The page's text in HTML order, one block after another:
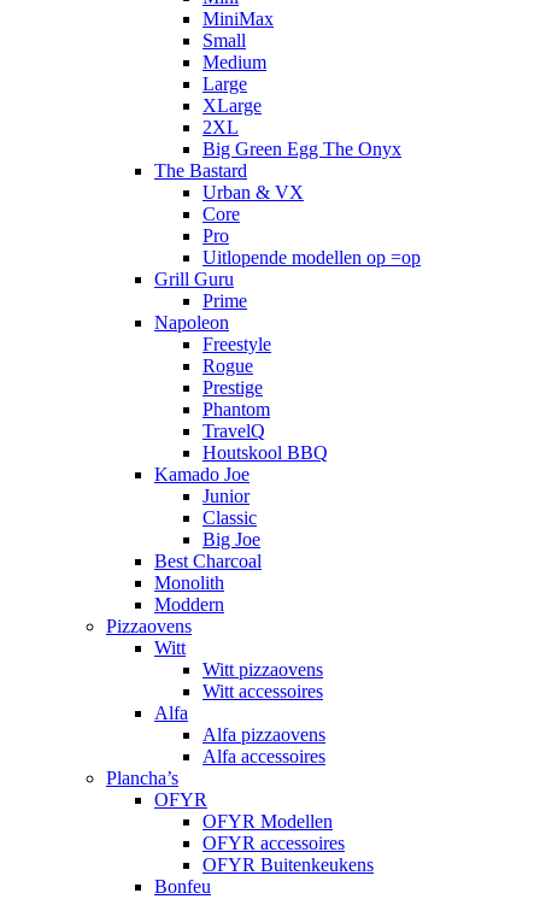
MiniMax
Small
Medium
Large
XLarge
2XL
Big Green Egg The Onyx
The Bastard
Urban & VX
Core
Pro
Uitlopende modellen op =op
Grill Guru
Prime
Napoleon
Freestyle
Rogue
Prestige
Phantom
TravelQ
Houtskool BBQ
Kamado Joe
Junior
Classic
Big Joe
Best Charcoal
Monolith
Moddern
Pizzaovens
Witt
Witt pizzaovens
Witt accessoires
Alfa
Alfa pizzaovens
Alfa accessoires
Plancha’s
OFYR
OFYR Modellen
OFYR accessoires
OFYR Buitenkeukens
Bonfeu